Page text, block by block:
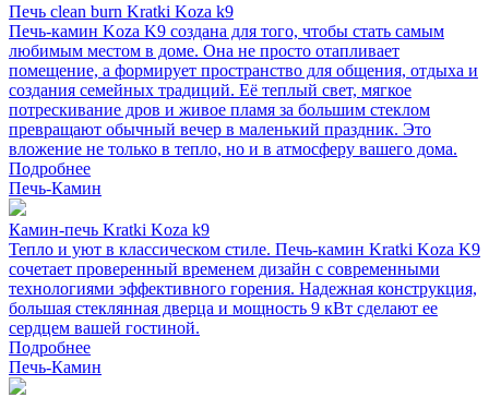
Печь clean burn Kratki Koza k9
Печь-камин Koza K9 создана для того, чтобы стать самым
любимым местом в доме. Она не просто отапливает
помещение, а формирует пространство для общения, отдыха и
создания семейных традиций. Её теплый свет, мягкое
потрескивание дров и живое пламя за большим стеклом
превращают обычный вечер в маленький праздник. Это
вложение не только в тепло, но и в атмосферу вашего дома.
Подробнее
Печь-Камин
Камин-печь Kratki Koza k9
Тепло и уют в классическом стиле. Печь-камин Kratki Koza K9
сочетает проверенный временем дизайн с современными
технологиями эффективного горения. Надежная конструкция,
большая стеклянная дверца и мощность 9 кВт сделают ее
сердцем вашей гостиной.
Подробнее
Печь-Камин